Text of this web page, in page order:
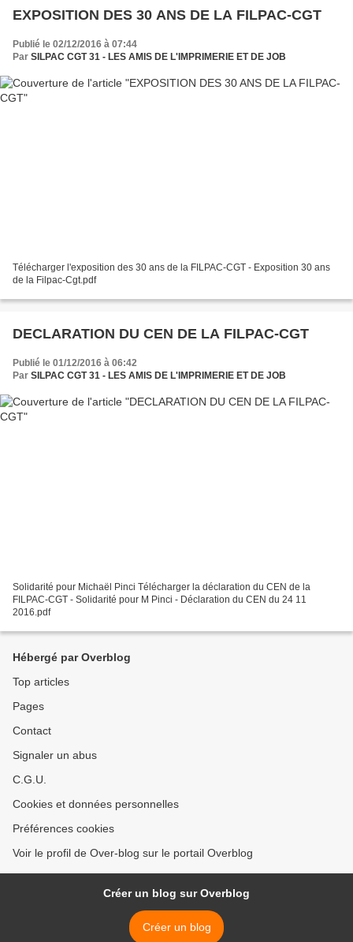
EXPOSITION DES 30 ANS DE LA FILPAC-CGT
Publié le 02/12/2016 à 07:44
Par SILPAC CGT 31 - LES AMIS DE L'IMPRIMERIE ET DE JOB
Télécharger l'exposition des 30 ans de la FILPAC-CGT - Exposition 30 ans
de la Filpac-Cgt.pdf
DECLARATION DU CEN DE LA FILPAC-CGT
Publié le 01/12/2016 à 06:42
Par SILPAC CGT 31 - LES AMIS DE L'IMPRIMERIE ET DE JOB
Solidarité pour Michaël Pinci Télécharger la déclaration du CEN de la
FILPAC-CGT - Solidarité pour M Pinci - Déclaration du CEN du 24 11
2016.pdf
Hébergé par Overblog
Top articles
Pages
Contact
Signaler un abus
C.G.U.
Cookies et données personnelles
Préférences cookies
Voir le profil de Over-blog sur le portail Overblog
Créer un blog sur Overblog
Créer un blog